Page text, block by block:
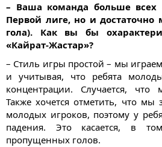
– Ваша команда больше всех
Первой лиге, но и достаточно
гола). Как вы бы
«Кайрат-Жастар»?
– Стиль игры простой – мы
и учитывая, что ребята
концентрации. Случается,
Также хочется отметить, что мы
молодых игроков, поэтому у
падения. Это касается, в
пропущенных голов.